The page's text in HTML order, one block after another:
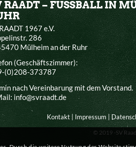
RAADT – FUSSBALL IN
1967 e.V.
286
Mülheim an der Ruhr
(Geschäftszimmer):
(0)208-373787
nach Vereinbarung mit dem Vorstand.
info@svraadt.de
Kontakt| Impressum|
© 2019 -SV